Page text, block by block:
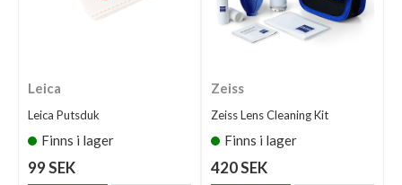
Leica
Leica Putsduk
Finns i lager
99 SEK
Zeiss
Zeiss Lens Cleaning Kit
Finns i lager
420 SEK